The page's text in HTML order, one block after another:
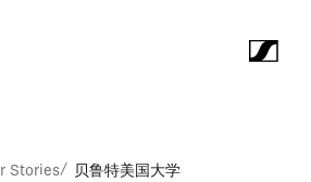
Stories/ 贝鲁特美国大学